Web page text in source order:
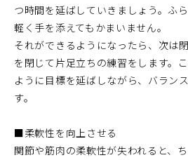
つ時間を延ばしていきましょう。ふ
軽く手を添えてもかまいません。
それができるようになったら、次は
を閉じて片足立ちの練習をします。
ように目標を延ばしながら、バラン
す。
■柔軟性を向上させる
関節や筋肉の柔軟性が失われると、